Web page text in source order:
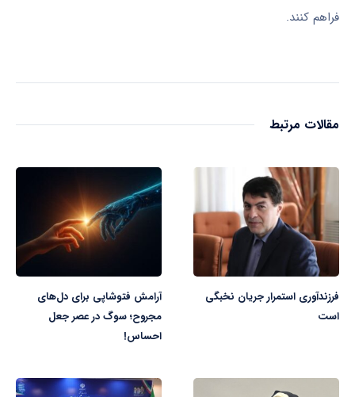
فراهم کنند.
مقالات مرتبط
فرزندآوری استمرار جریان نخبگی
است
آرامش فتوشاپی برای دل‌های
مجروح؛ سوگ در عصر جعل
احساس!